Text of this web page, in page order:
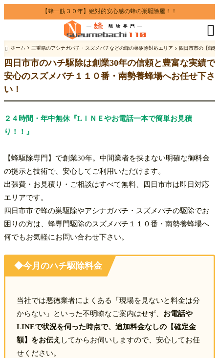
【蜂一筋３０年】絶対的安心感の蜂の巣駆除屋！！

 ホーム 三重県のアシナガバチ・スズメバチなどの蜂の巣駆除対応エリア 四日市市の【蜂
【四日市市】仲介・追加料金なし
の蜂駆除専門
出張費無料 追加料金なし 即日対応
今すぐ無料相談
0120-41-8110
四日市市のハチ駆除は創業30年の信頼と豊富な実績で
安心のスズメバチ１１０番・南勢養蜂場へお任せ下さ
い！
２４時間・年中無休『LＩＮＥやお電話一本で簡単お見積
り！！』
【蜂駆除専門】で創業30年。中間業者を挟まない明確な御料金
の提示と技術で、安心してご利用いただけます。
出張費・お見積り・ご相談はすべて無料、四日市市は即日対応
エリアです。
四日市市で蜂の巣駆除やアシナガバチ・スズメバチの駆除でお
困りの方は、蜂専門駆除のスズメバチ１１０番・南勢養蜂場へ
何でもお気軽にお問い合わせ下さい。
◆今月のハチ駆除料金
当社では​悪徳業者によくある「現場を見ないと料金は分
からない」といった不明瞭なご案内はせず、 お電話や
LINEで状況を伺った時点で、追加料金なしの【確定金
額】をお伝え してからお伺いしますので、安心してお任
せください。